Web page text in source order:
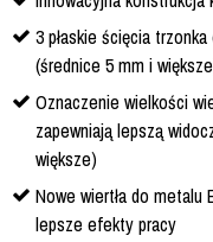
3 płaskie ścięcia
(średnice 5 mm i
Oznaczenie wielkości
zapewniają lepszą
większe)
Nowe wiertła do
lepsze efekty pracy